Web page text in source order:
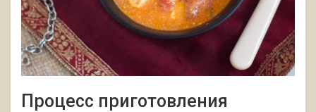
Процесс приготовления